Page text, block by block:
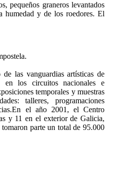
pequeños graneros levantados
humedad y de los roedores. El
las vanguardias artísticas de
los circuitos nacionales e
temporales y muestras
talleres, programaciones
el año 2001, el Centro
y 11 en el exterior de Galicia,
parte un total de 95.000